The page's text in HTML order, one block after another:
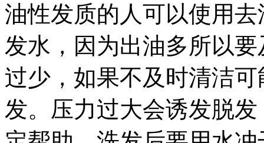
油性发质的人可以使用
发水，因为出油多所以
过少，如果不及时清洁
发。压力过大会诱发脱